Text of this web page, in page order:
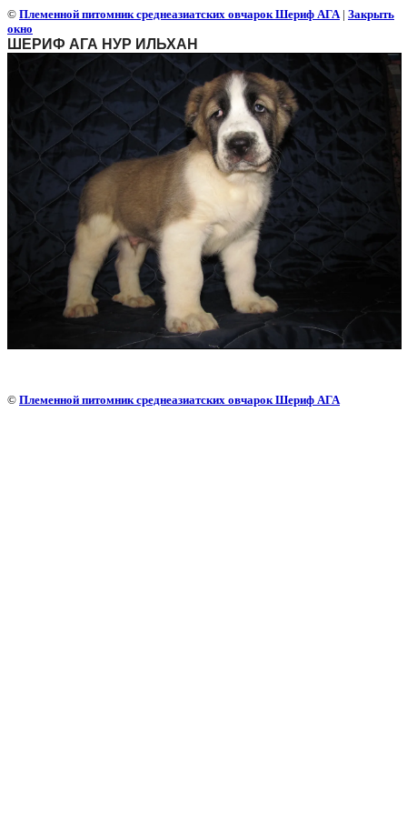
© Племенной питомник среднеазиатских овчарок Шериф АГА| Закрыть
окно
ШЕРИФ АГА НУР ИЛЬХАН
© Племенной питомник среднеазиатских овчарок Шериф АГА